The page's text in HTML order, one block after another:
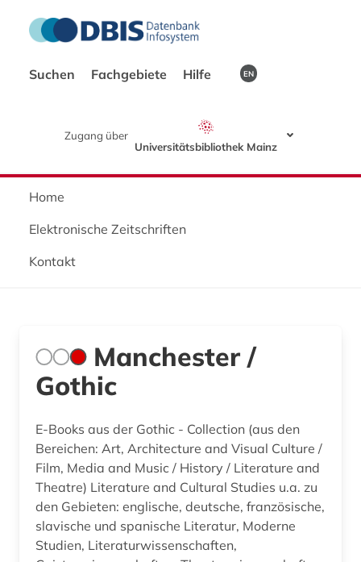
Suchen Fachgebiete Hilfe EN
Zugang über
Universitätsbibliothek Mainz
Home
Elektronische Zeitschriften
Kontakt
Manchester /
Gothic
E-Books aus der Gothic - Collection (aus den
Bereichen: Art, Architecture and Visual Culture /
Film, Media and Music / History / Literature and
Theatre) Literature and Cultural Studies u.a. zu
den Gebieten: englische, deutsche, französische,
slavische und spanische Literatur, Moderne
Studien, Literaturwissenschaften,